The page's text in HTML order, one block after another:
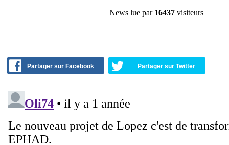
News lue par 16437 visiteurs
Partager sur Facebook Partager sur Twitter